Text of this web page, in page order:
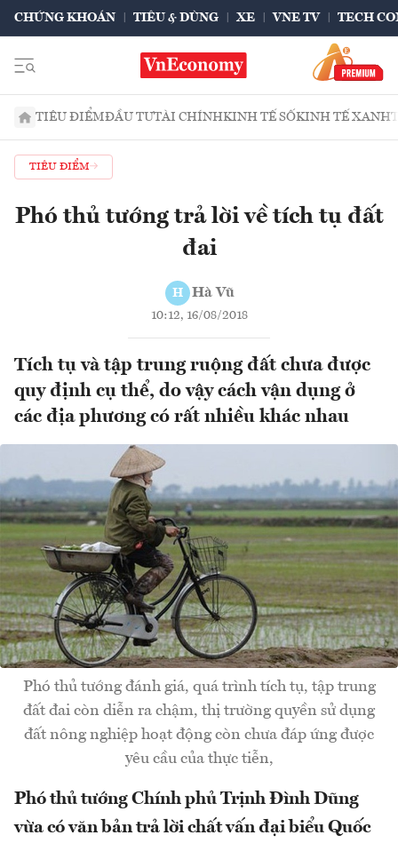
CHỨNG KHOÁN TIÊU & DÙNG XE VNE TV TECH
TIÊU ĐIỂMĐẦU TƯTÀI CHÍNHKINH TẾ SỐKINH TẾ XANH
TIÊU ĐIỂM
Phó thủ tướng trả lời về tích tụ đất
đai
H Hà Vũ
10:12, 16/08/2018
Tích tụ và tập trung ruộng đất chưa được
quy định cụ thể, do vậy cách vận dụng ở
các địa phương có rất nhiều khác nhau
Phó thủ tướng đánh giá, quá trình tích tụ, tập trung
đất đai còn diễn ra chậm, thị trường quyền sử dụng
đất nông nghiệp hoạt động còn chưa đáp ứng được
yêu cầu của thực tiễn,
Phó thủ tướng Chính phủ Trịnh Đình Dũng
vừa có văn bản trả lời chất vấn đại biểu Quốc